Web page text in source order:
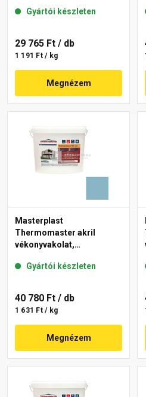
Gyártói készleten
29 765 Ft / db
1 191 Ft / kg
Megnézem
Masterplast
Thermomaster akril
vékonyvakolat,
36-D 25 kg
Gyártói készleten
40 780 Ft / db
1 631 Ft / kg
Megnézem